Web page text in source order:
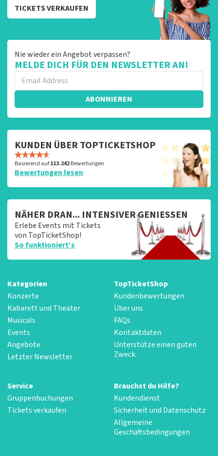
TICKETS VERKAUFEN
Nie wieder ein Angebot verpassen?
MELDE DICH FÜR DEN NEWSLETTER AN!
ABONNIEREN
KUNDEN ÜBER TOPTICKETSHOP
Basierend auf113.242Bewertungen
Bewertungen lesen
NÄHER DRAN... INTENSIVER GENIESSEN
Erlebe Events mit Tickets
von TopTicketShop!
So funktioniert‘s
Kategorien
Konzerte
Kabarett und Theater
Musicals
Events
Angebote
Letzter Newsletter
TopTicketShop
Kundenbewertungen
Über uns
FAQs
Kontaktdaten
Unterstütze einen guten
Zweck
Service
Gruppenbuchungen
Tickets verkaufen
Brauchst du Hilfe?
Kundendienst
Sicherheit und Datenschutz
Allgemeine
Geschäftsbedingungen